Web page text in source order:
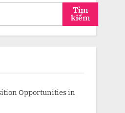
Tìm
kiếm
Opportunities in